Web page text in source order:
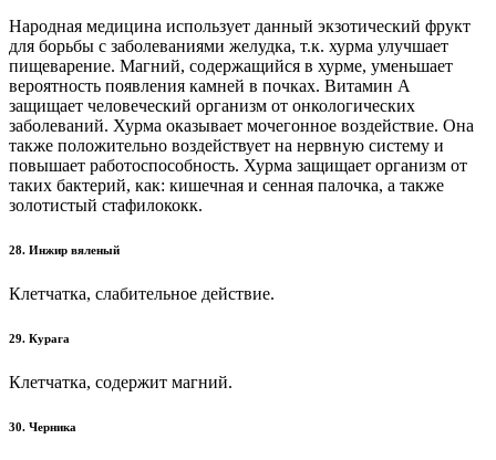
Народная медицина использует данный экзотический фрукт
для борьбы с заболеваниями желудка, т.к. хурма улучшает
пищеварение. Магний, содержащийся в хурме, уменьшает
вероятность появления камней в почках. Витамин А
защищает человеческий организм от онкологических
заболеваний. Хурма оказывает мочегонное воздействие. Она
также положительно воздействует на нервную систему и
повышает работоспособность. Хурма защищает организм от
таких бактерий, как: кишечная и сенная палочка, а также
золотистый стафилококк.
28. Инжир вяленый
Клетчатка, слабительное действие.
29. Курага
Клетчатка, содержит магний.
30. Черника